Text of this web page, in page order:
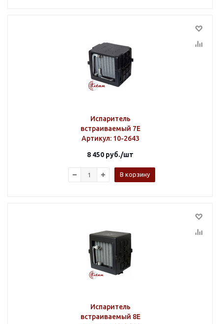
Испаритель
встраиваемый 7E
Артикул: 10-2643
8 450 руб./шт
В корзину
Испаритель
встраиваемый 8E